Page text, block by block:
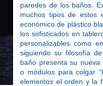
paredes de los baños.
muchos tipos de estos
económico de plástico
los sofisticados en
personalizables como
siguiendo su filosofía
baño presenta su nueva
o módulos para colgar
elementos el orden y la